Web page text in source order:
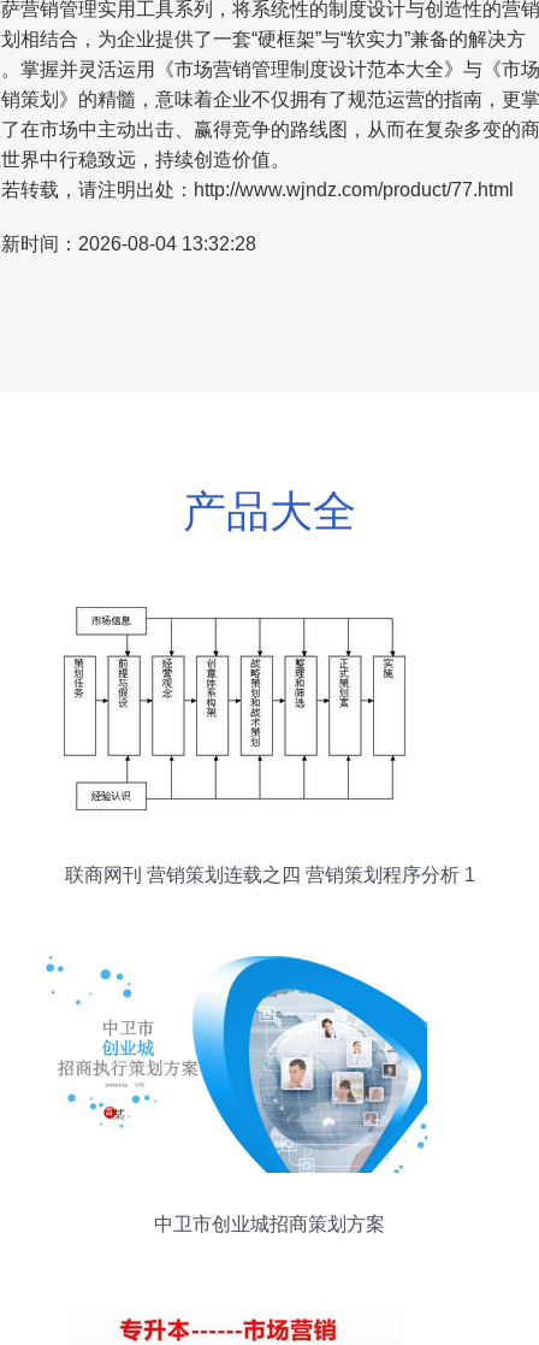
营销管理实用工具系列，将系统性的制度设计与创造性的营销
相结合，为企业提供了一套“硬框架”与“软实力”兼备的解决方
掌握并灵活运用《市场营销管理制度设计范本大全》与《市场
策划》的精髓，意味着企业不仅拥有了规范运营的指南，更掌
在市场中主动出击、赢得竞争的路线图，从而在复杂多变的商
界中行稳致远，持续创造价值。
转载，请注明出处：http://www.wjndz.com/product/77.html
时间：2026-08-04 13:32:28
产品大全
联商网刊 营销策划连载之四 营销策划程序分析 1
中卫市创业城招商策划方案